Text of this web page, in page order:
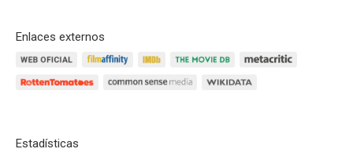
Enlaces externos
Estadísticas